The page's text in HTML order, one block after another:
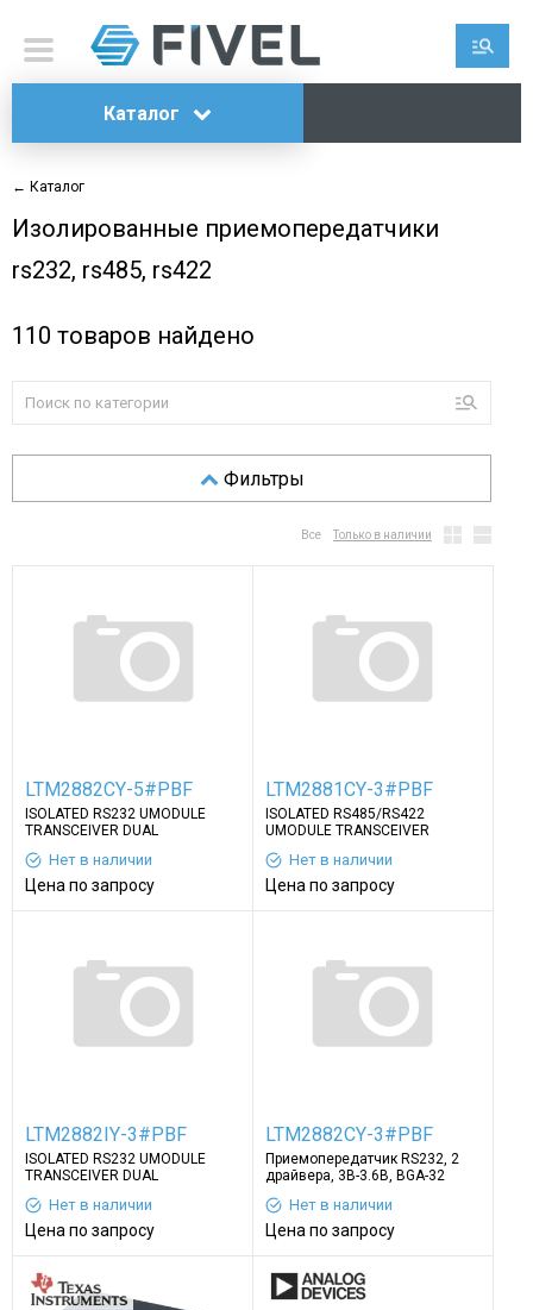
Каталог
← Каталог
Изолированные приемопередатчики
rs232, rs485, rs422
110 товаров найдено
Фильтры
Все Только в наличии
LTM2882CY-5#PBF
ISOLATED RS232 UMODULE
TRANSCEIVER DUAL
Нет в наличии
Цена по запросу
LTM2881CY-3#PBF
ISOLATED RS485/RS422
UMODULE TRANSCEIVER
Нет в наличии
Цена по запросу
LTM2882IY-3#PBF
ISOLATED RS232 UMODULE
TRANSCEIVER DUAL
Нет в наличии
Цена по запросу
LTM2882CY-3#PBF
Приемопередатчик RS232, 2
драйвера, 3В-3.6В, BGA-32
Нет в наличии
Цена по запросу